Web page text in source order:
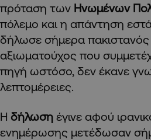
πρόταση των Ηνωμένων
πόλεμο και η απάντηση
δήλωσε σήμερα πακιστανός
αξιωματούχος που
πηγή ωστόσο, δεν έκανε
λεπτομέρειες.
Η δήλωση έγινε αφού
ενημέρωσης μετέδωσαν